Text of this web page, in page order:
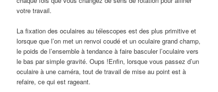
votre travail.
La fixation des oculaires au télescopes est des plus primitive et
lorsque que l’on met un renvoi coudé et un oculaire grand champ,
le poids de l’ensemble à tendance à faire basculer l’oculaire vers
le bas par simple gravité. Oups !Enfin, lorsque vous passez d’un
oculaire à une caméra, tout de travail de mise au point est à
refaire, ce qui est rageant.